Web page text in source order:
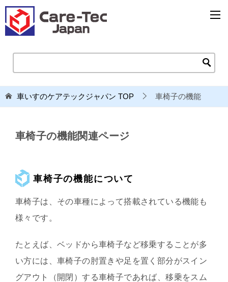
車いすのケアテックジャパン TOP 車椅子の機能
車椅子の機能関連ページ
車椅子の機能について
車椅子は、その車種によって搭載されている機能も
様々です。
たとえば、ベッドから車椅子など移乗することが多
い方には、車椅子の肘置きや足を置く部分がスイン
グアウト（開閉）する車椅子であれば、移乗をスム